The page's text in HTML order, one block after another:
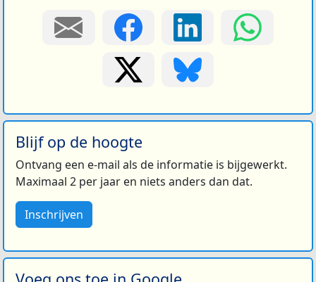
Blijf op de hoogte
Ontvang een e-mail als de informatie is bijgewerkt.
Maximaal 2 per jaar en niets anders dan dat.
Inschrijven